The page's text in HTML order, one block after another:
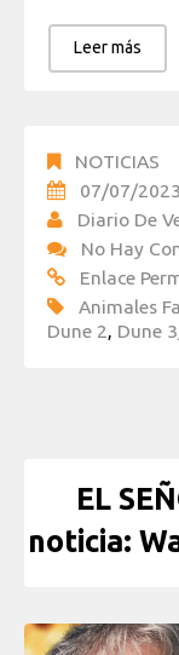
Leer más
NOTICIAS
07/07/2023
Diario De
No Hay
Enlace
Animales
Dune 2, Dune 3
EL
noticia: